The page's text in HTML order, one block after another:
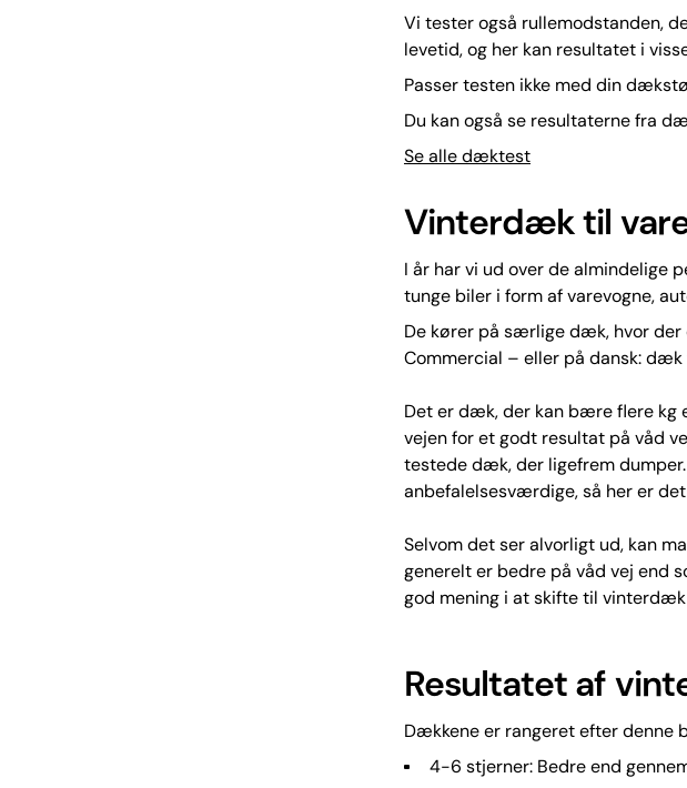
Vi tester også rullemodstanden,
levetid, og her kan resultatet i
Passer testen ikke med din
Du kan også se resultaterne fra
Se alle dæktest
Vinterdæk til
I år har vi ud over de
tunge biler i form af varevogne,
De kører på særlige dæk, hvor der
Commercial – eller på dansk: dæk
Det er dæk, der kan bære flere kg
vejen for et godt resultat på våd
testede dæk, der ligefrem
anbefalelsesværdige, så her er
Selvom det ser alvorligt ud, kan
generelt er bedre på våd vej end
god mening i at skifte til
Resultatet af
Dækkene er rangeret efter denne
4-6 stjerner: Bedre end